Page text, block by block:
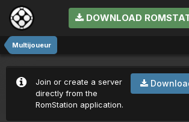
DOWNLOAD
Multijoueur
Join or create a server
directly from the
RomStation application.